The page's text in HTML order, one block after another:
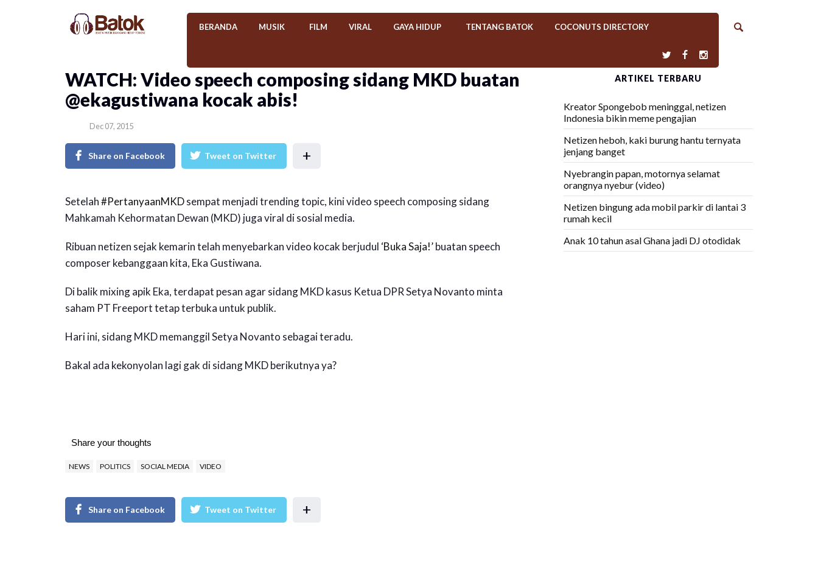
BERANDA MUSIK FILM VIRAL GAYA HIDUP TENTANG BATOK COCONUTS DIRECTORY
WATCH: Video speech composing sidang MKD buatan
@ekagustiwana kocak abis!
Dec 07, 2015
Share on Facebook Tweet on Twitter +
Setelah#PertanyaanMKDsempat menjadi trending topic, kini video speech composing sidang
Mahkamah Kehormatan Dewan (MKD) juga viral di sosial media.
Ribuan netizen sejak kemarin telah menyebarkan video kocak berjudul ‘Buka Saja!’ buatan speech
composer kebanggaan kita, Eka Gustiwana.
Di balik mixing apik Eka, terdapat pesan agar sidang MKD kasus Ketua DPR Setya Novanto minta
saham PT Freeport tetap terbuka untuk publik.
Hari ini, sidang MKD memanggil Setya Novanto sebagai teradu.
Bakal ada kekonyolan lagi gak di sidang MKD berikutnya ya?
Share your thoughts
NEWS POLITICS SOCIAL MEDIA VIDEO
Share on Facebook Tweet on Twitter +
ARTIKEL TERBARU
Kreator Spongebob meninggal, netizen
Indonesia bikin meme pengajian
Netizen heboh, kaki burung hantu ternyata
jenjang banget
Nyebrangin papan, motornya selamat
orangnya nyebur (video)
Netizen bingung ada mobil parkir di lantai 3
rumah kecil
Anak 10 tahun asal Ghana jadi DJ otodidak